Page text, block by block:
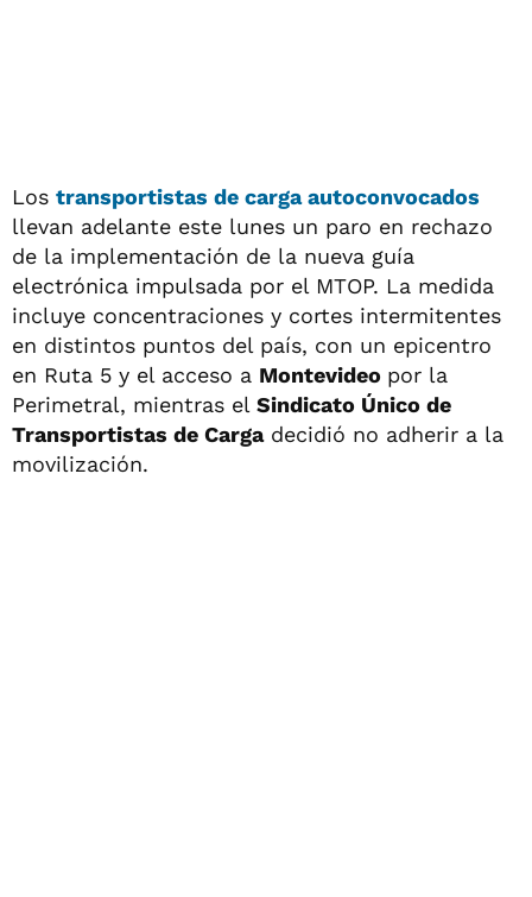
Los transportistas de carga autoconvocados
llevan adelante este lunes un paro en rechazo
de la implementación de la nueva guía
electrónica impulsada por el MTOP. La medida
incluye concentraciones y cortes intermitentes
en distintos puntos del país, con un epicentro
en Ruta 5 y el acceso a Montevideo por la
Perimetral, mientras el Sindicato Único de
Transportistas de Cargadecidió no adherir a la
movilización.